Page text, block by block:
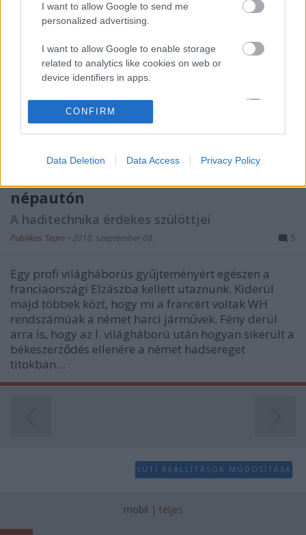
I want to allow Google to send me
personalized advertising.
I want to allow Google to enable storage
related to analytics like cookies on web or
device identifiers in apps.
I want to allow Google to enable storage
related to functionality of the website or app.
related to personalization.
I want to allow Google to enable storage
related to security, including authentication
functionality and fraud prevention, and other
user protection.
CONFIRM
Data Deletion Data Access Privacy Policy
népautón
A haditechnika érdekes szülöttjei
Publikus Team • 2018. szeptember 08. 5
Egy profi világháborús gyűjteményért egészen a
franciaországi Elzászba kellett utaznunk. Kiderül
majd többek közt, hogy mi a francért voltak WH
rendszámúak a német harci járművek. Fény derül
arra is, hogy az I. világháború után hogyan sikerült a
békeszerződés ellenére a német hadsereget
titokban…
SÜTI BEÁLLÍTÁSOK MÓDOSÍTÁSA
mobil | teljes